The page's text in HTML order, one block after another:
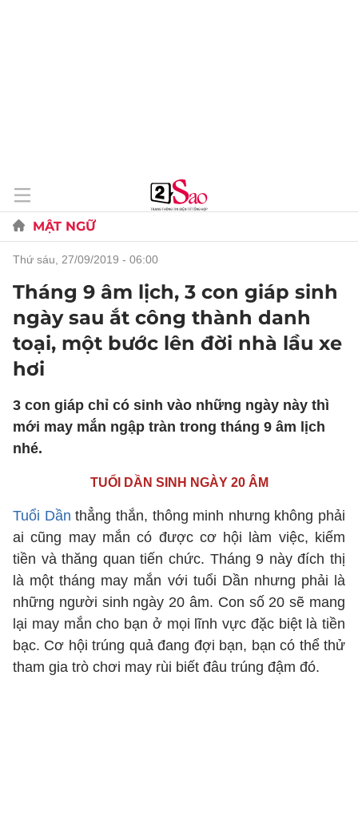
MẬT NGỮ
thứ sáu, 27/09/2019 - 06:00
Tháng 9 âm lịch, 3 con giáp sinh
ngày sau ắt công thành danh
toại, một bước lên đời nhà lầu xe
hơi
3 con giáp chỉ có sinh vào những ngày này thì
mới may mắn ngập tràn trong tháng 9 âm lịch
nhé.
TUỔI DẦN SINH NGÀY 20 ÂM
Tuổi Dần thẳng thắn, thông minh nhưng không phải
ai cũng may mắn có được cơ hội làm việc, kiếm
tiền và thăng quan tiến chức. Tháng 9 này đích thị
là một tháng may mắn với tuổi Dần nhưng phải là
những người sinh ngày 20 âm. Con số 20 sẽ mang
lại may mắn cho bạn ở mọi lĩnh vực đặc biệt là tiền
bạc. Cơ hội trúng quả đang đợi bạn, bạn có thể thử
tham gia trò chơi may rùi biết đâu trúng đậm đó.